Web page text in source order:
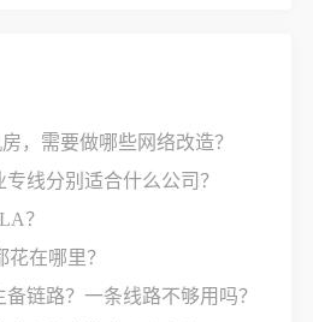
，需要做哪些网络改造？
线分别适合什么公司？
？
在哪里？
链路？一条线路不够用吗？